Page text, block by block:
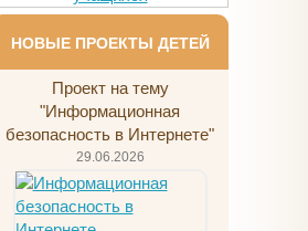
НОВЫЕ ПРОЕКТЫ ДЕТЕЙ
Проект на тему
"Информационная
безопасность в Интернете"
29.06.2026